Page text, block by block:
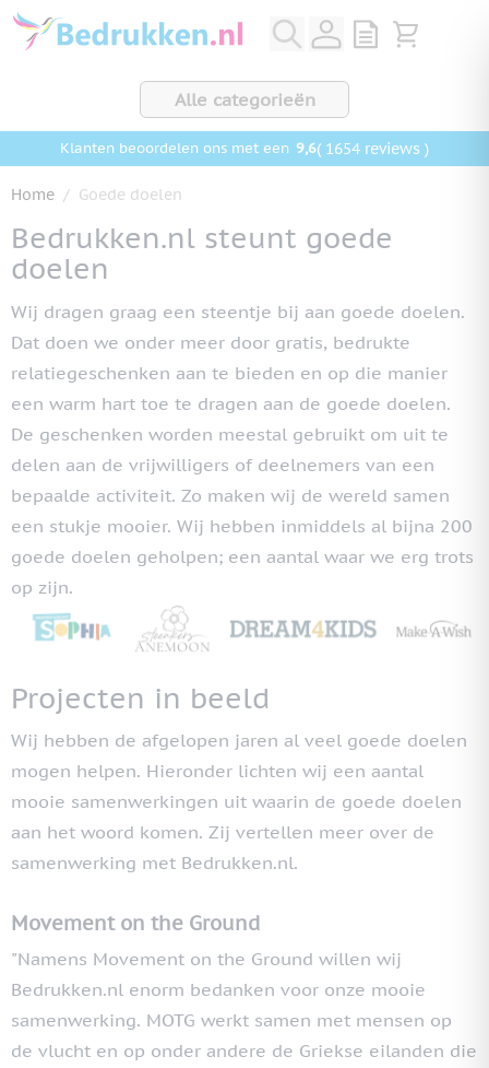
Ga naar de inhoud
View quote,
Bekijk
Alle categorieën
Klanten beoordelen ons met een 9,6( 1654 reviews )
Home / Goede doelen
Bedrukken.nl steunt goede
doelen
Wij dragen graag een steentje bij aan goede doelen.
Dat doen we onder meer door gratis, bedrukte
relatiegeschenken aan te bieden en op die manier
een warm hart toe te dragen aan de goede doelen.
De geschenken worden meestal gebruikt om uit te
delen aan de vrijwilligers of deelnemers van een
bepaalde activiteit. Zo maken wij de wereld samen
een stukje mooier. Wij hebben inmiddels al bijna 200
goede doelen geholpen; een aantal waar we erg trots
op zijn.
Projecten in beeld
Wij hebben de afgelopen jaren al veel goede doelen
mogen helpen. Hieronder lichten wij een aantal
mooie samenwerkingen uit waarin de goede doelen
aan het woord komen. Zij vertellen meer over de
samenwerking met Bedrukken.nl.
Movement on the Ground
"Namens Movement on the Ground willen wij
Bedrukken.nl enorm bedanken voor onze mooie
samenwerking. MOTG werkt samen met mensen op
de vlucht en op onder andere de Griekse eilanden die